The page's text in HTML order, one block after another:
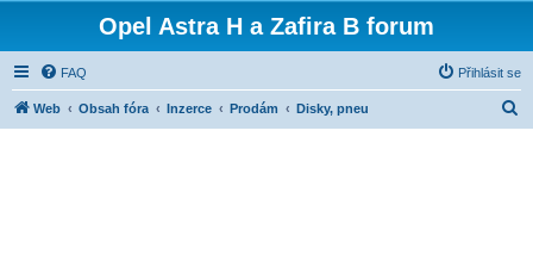
Opel Astra H a Zafira B forum
FAQ Přihlásit se
Web Obsah fóra Inzerce Prodám Disky, pneu